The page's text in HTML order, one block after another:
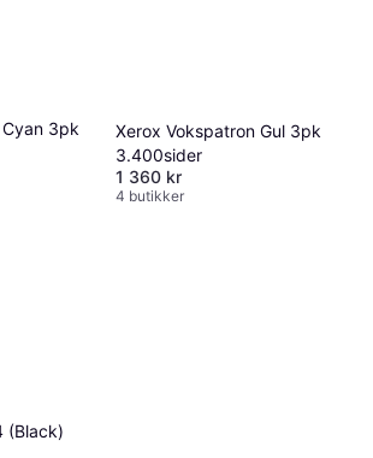
3pk
Xerox Vokspatron Gul 3pk
3.400sider
1 360 kr
4 butikker
(Black)